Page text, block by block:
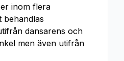
inom flera
behandlas
dansarens och
men även utifrån